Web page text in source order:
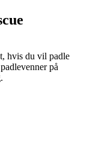
hvis du vil padle
på